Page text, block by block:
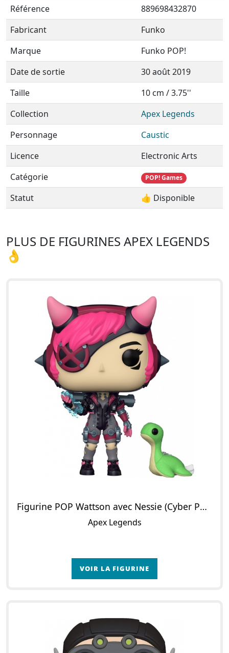
Référence
889698432870
Fabricant
Funko
Marque
Funko POP!
Date de sortie
30 août 2019
Taille
10 cm / 3.75''
Collection
Apex Legends
Personnage
Caustic
Licence
Electronic Arts
Catégorie
POP! Games
Statut 👍 Disponible
PLUS DE FIGURINES APEX LEGENDS
👌
Figurine POP Wattson avec Nessie (Cyber Punked)
Apex Legends
VOIR LA FIGURINE